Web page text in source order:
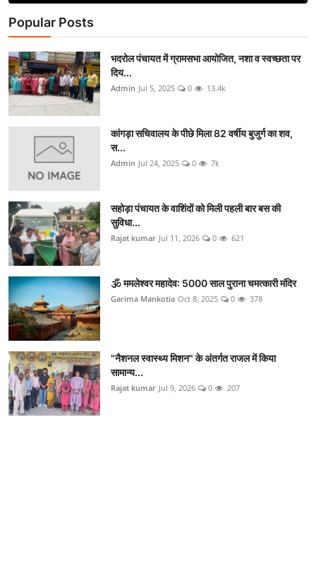
Popular Posts
भदरोल पंचायत में ग्रामसभा आयोजित, नशा व स्वच्छता पर
दिय...
Admin Jul 5, 2025 0 13.4k
कांगड़ा सचिवालय के पीछे मिला 82 वर्षीय बुजुर्ग का शव,
स...
Admin Jul 24, 2025 0 7k
सहोड़ा पंचायत के वाशिंदों को मिली पहली बार बस की
सुविधा...
Rajat kumar Jul 11, 2026 0 621
🕉️ ममलेश्वर महादेव: 5000 साल पुराना चमत्कारी मंदिर
Garima Mankotia Oct 8, 2025 0 378
"नैशनल स्वास्थ्य मिशन" के अंतर्गत राजल में किया
सामान्य...
Rajat kumar Jul 9, 2026 0 207